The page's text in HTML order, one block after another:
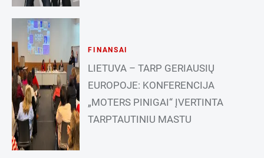
FINANSAI
LIETUVA – TARP GERIAUSIŲ
EUROPOJE: KONFERENCIJA
„MOTERS PINIGAI“ ĮVERTINTA
TARPTAUTINIU MASTU